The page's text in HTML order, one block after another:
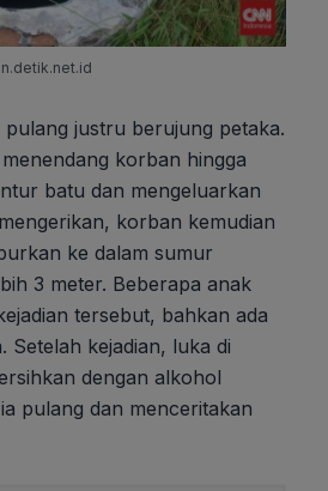
justru berujung petaka.
korban hingga
batu dan mengeluarkan
korban kemudian
ke dalam sumur
3 meter. Beberapa anak
tersebut, bahkan ada
Setelah kejadian, luka di
dengan alkohol
pulang dan menceritakan